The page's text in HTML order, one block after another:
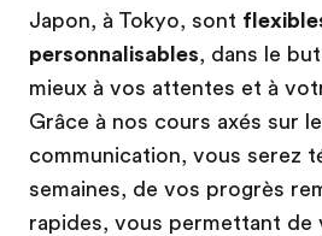
Japon, à Tokyo, sont
personnalisables, dans le
mieux à vos attentes et à
Grâce à nos cours axés sur
communication, vous serez
semaines, de vos progrès
rapides, vous permettant de